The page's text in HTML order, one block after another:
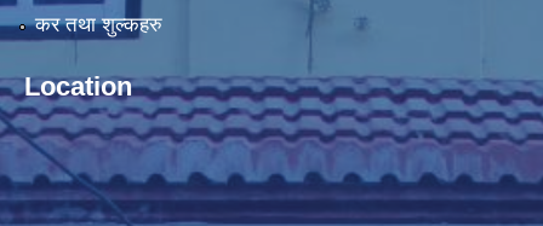
कर तथा शुल्कहरु
Location